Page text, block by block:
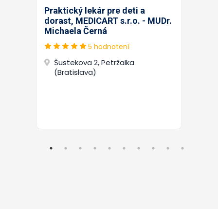
Praktický lekár pre deti a
dorast, MEDICART s.r.o. - MUDr.
Michaela Černá
5 hodnotení
Šustekova 2, Petržalka
(Bratislava)